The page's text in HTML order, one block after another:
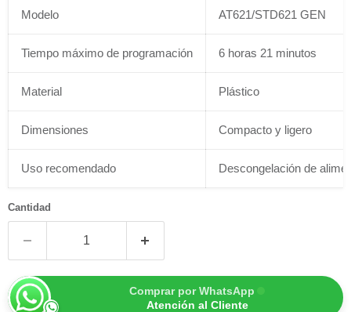
Modelo AT621/STD621 GEN
Tiempo máximo de programación 6 horas 21 minutos
Material Plástico
Dimensiones Compacto y ligero
Uso recomendado Descongelación de
Cantidad
Comprar por WhatsApp
Atención al Cliente